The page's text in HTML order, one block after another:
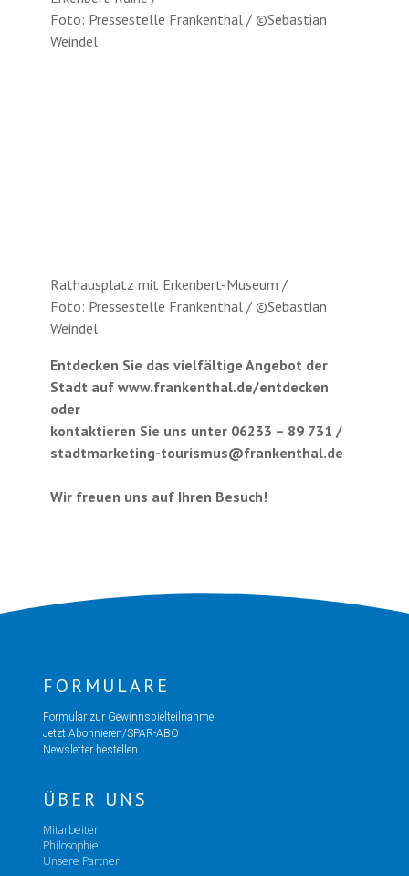
Foto: Pressestelle Frankenthal / ©Sebastian
Weindel
Rathausplatz mit Erkenbert-Museum /
Foto: Pressestelle Frankenthal / ©Sebastian
Weindel
Entdecken Sie das vielfältige Angebot der
Stadt auf www.frankenthal.de/entdecken
oder
kontaktieren Sie uns unter 06233 – 89 731 /
stadtmarketing-tourismus@frankenthal.de
Wir freuen uns auf Ihren Besuch!
FORMULARE
Formular zur Gewinnspielteilnahme
Jetzt Abonnieren/SPAR-ABO
Newsletter bestellen
ÜBER UNS
Mitarbeiter
Philosophie
Unsere Partner